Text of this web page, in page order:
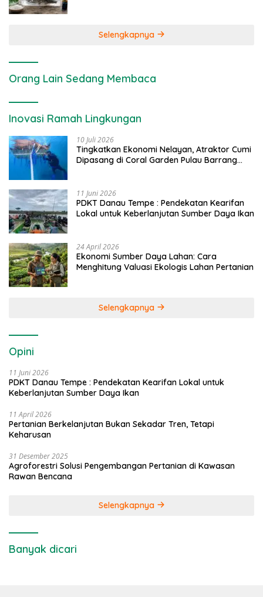
Selengkapnya
Orang Lain Sedang Membaca
Inovasi Ramah Lingkungan
10 Juli 2026
Tingkatkan Ekonomi Nelayan, Atraktor Cumi
Dipasang di Coral Garden Pulau Barrang
11 Juni 2026
PDKT Danau Tempe : Pendekatan Kearifan
Lokal untuk Keberlanjutan Sumber Daya Ikan
24 April 2026
Ekonomi Sumber Daya Lahan: Cara
Menghitung Valuasi Ekologis Lahan Pertanian
Selengkapnya
Opini
11 Juni 2026
PDKT Danau Tempe : Pendekatan Kearifan Lokal untuk
Keberlanjutan Sumber Daya Ikan
11 April 2026
Pertanian Berkelanjutan Bukan Sekadar Tren, Tetapi
Keharusan
31 Desember 2025
Agroforestri Solusi Pengembangan Pertanian di Kawasan
Rawan Bencana
Selengkapnya
Banyak dicari